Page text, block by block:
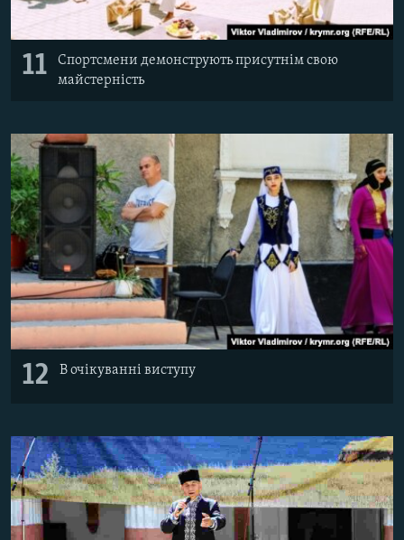
11
Спортсмени демонструють присутнім свою
майстерність
12 В очікуванні виступу